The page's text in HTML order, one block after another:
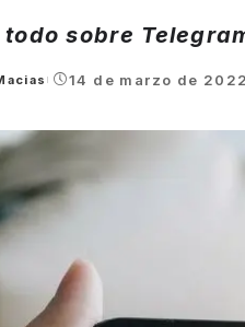
todo sobre
14 de marzo de 2022